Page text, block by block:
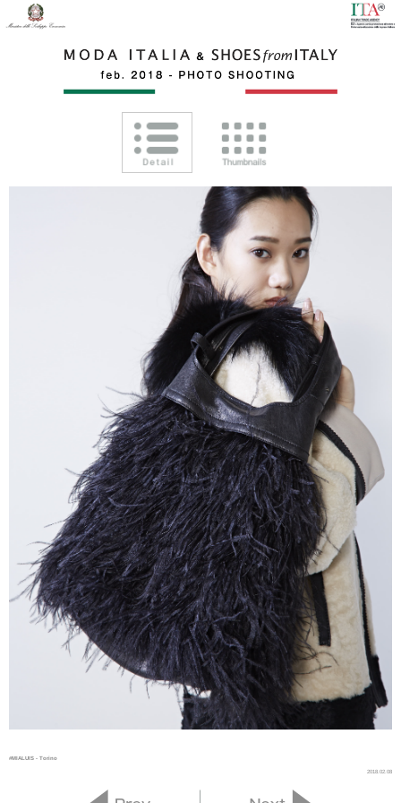
#MIALUIS - Torino
2018.02.08